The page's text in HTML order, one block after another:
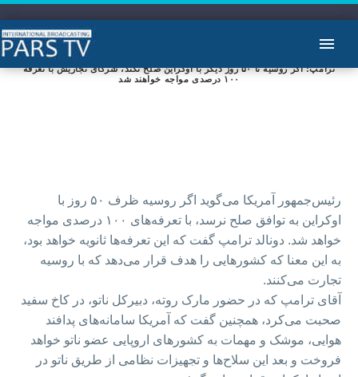
ترامپ: اگر روسیه تا ۵۰ روز دیگر با اوکراین صلح نکند، شرکای تجاریش با تعرفه
۱۰۰ درصدی مواجه خواهند شد
رئیس‌جمهور آمریکا می‌گوید اگر روسیه ظرف ۵۰ روز با
اوکراین به توافق صلح نرسد، با تعرفه‌‌های ۱۰۰ درصدی مواجه
خواهد شد. دونالد ترامپ گفت که این تعرفه‌ها ثانویه خواهد بود،
به این معنا که کشورهایی را هدف قرار می‌دهد که با روسیه
تجارت می‌کنند.
آقای ترامپ که در حضور مارک روته، دبیرکل ناتو، در کاخ سفید
صحبت می‌کرد، همچنین گفت که آمریکا سامانه‌های پدافند
هوایی، موشک و مهمات به کشورهای اروپایی عضو ناتو خواهد
فروخت و بعد این سلاح‌ها و تجهیزات نظامی از طریق ناتو در